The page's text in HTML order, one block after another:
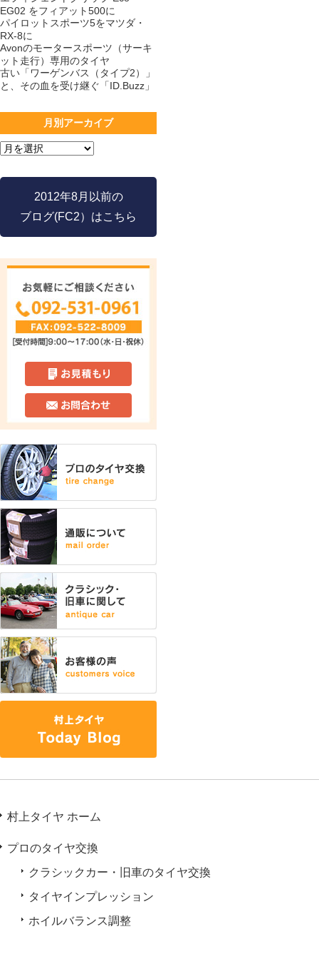
EG02 をフィアット500に
パイロットスポーツ5をマツダ・
RX-8に
Avonのモータースポーツ（サーキ
ット走行）専用のタイヤ
古い「ワーゲンバス（タイプ2）」
と、その血を受け継ぐ「ID.Buzz」
月別アーカイブ
2012年8月以前の
ブログ(FC2）はこちら
村上タイヤ ホーム
プロのタイヤ交換
クラシックカー・旧車のタイヤ交換
タイヤインプレッション
ホイルバランス調整